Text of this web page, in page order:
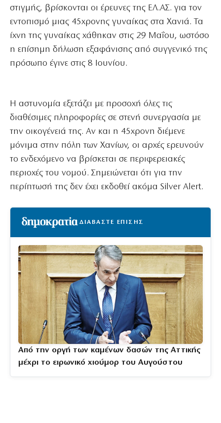
στιγμής, βρίσκονται οι έρευνες της ΕΛ.ΑΣ. για τον
εντοπισμό μιας 45χρονης γυναίκας στα Χανιά. Τα
ίχνη της γυναίκας χάθηκαν στις 29 Μαΐου, ωστόσο
η επίσημη δήλωση εξαφάνισης από συγγενικό της
πρόσωπο έγινε στις 8 Ιουνίου.
Η αστυνομία εξετάζει με προσοχή όλες τις
διαθέσιμες πληροφορίες σε στενή συνεργασία με
την οικογένειά της. Αν και η 45χρονη διέμενε
μόνιμα στην πόλη των Χανίων, οι αρχές ερευνούν
το ενδεχόμενο να βρίσκεται σε περιφερειακές
περιοχές του νομού. Σημειώνεται ότι για την
περίπτωσή της δεν έχει εκδοθεί ακόμα Silver Alert.
ΔΙΑΒΑΣΤΕ ΕΠΙΣΗΣ
Από την οργή των καμένων δασών της Αττικής
μέχρι το ειρωνικό χιούμορ του Αυγούστου